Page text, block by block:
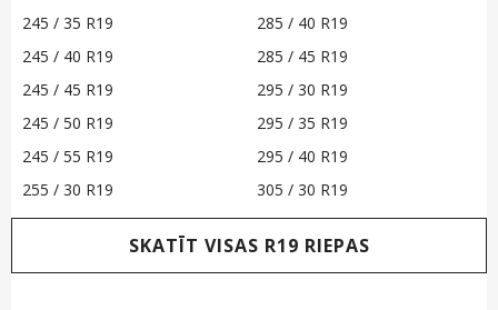
245 / 35 R19
245 / 40 R19
245 / 45 R19
245 / 50 R19
245 / 55 R19
255 / 30 R19
285 / 40 R19
285 / 45 R19
295 / 30 R19
295 / 35 R19
295 / 40 R19
305 / 30 R19
SKATĪT VISAS R19 RIEPAS